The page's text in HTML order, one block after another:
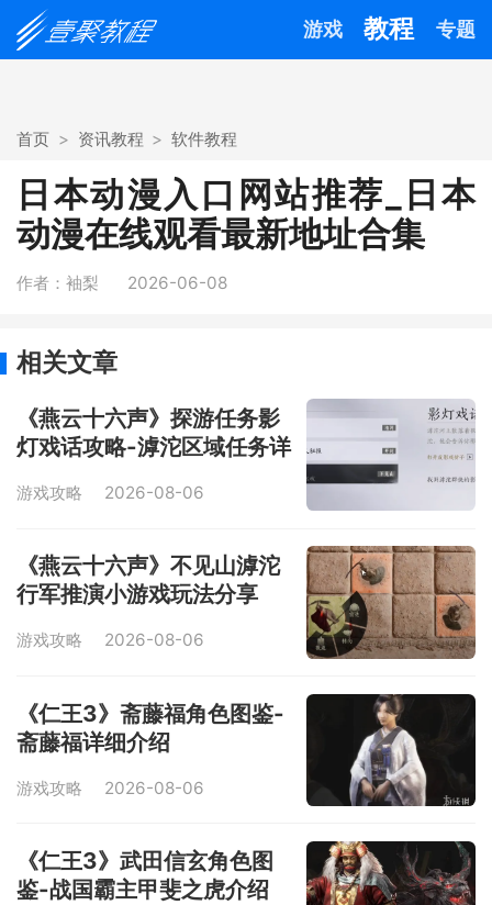
游戏 教程 专题
首页 资讯教程 软件教程
日本动漫入口网站推荐_日本
动漫在线观看最新地址合集
作者：袖梨 2026-06-08
相关文章
《燕云十六声》探游任务影
灯戏话攻略-滹沱区域任务详
游戏攻略 2026-08-06
《燕云十六声》不见山滹沱
行军推演小游戏玩法分享
游戏攻略 2026-08-06
《仁王3》斋藤福角色图鉴-
斋藤福详细介绍
游戏攻略 2026-08-06
《仁王3》武田信玄角色图
鉴-战国霸主甲斐之虎介绍